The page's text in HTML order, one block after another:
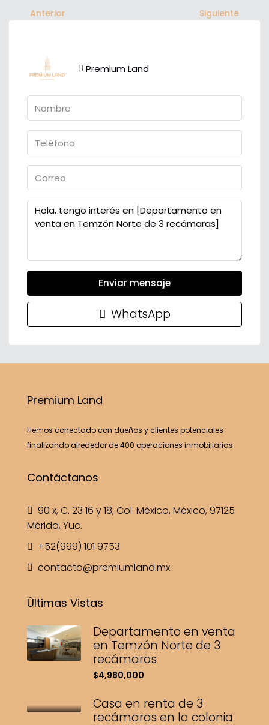
Anterior Siguiente
Premium Land
Enviar mensaje
WhatsApp
Premium Land
Hemos conectado con dueños y clientes potenciales
finalizando alrededor de 400 operaciones inmobiliarias
Contáctanos
90 x, C. 23 16 y 18, Col. México, México, 97125
Mérida, Yuc.
+52(999) 101 9753
contacto@premiumland.mx
Últimas Vistas
Departamento en venta
en Temzón Norte de 3
recámaras
$4,980,000
Casa en renta de 3
recámaras en la colonia